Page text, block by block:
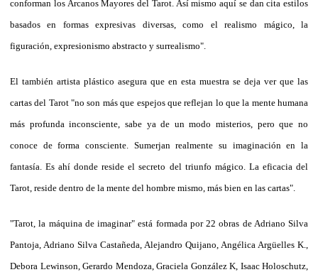
conforman los Arcanos Mayores del Tarot. Así mismo aquí se dan cita estilos
basados en formas expresivas diversas, como el realismo mágico, la
figuración, expresionismo abstracto y surrealismo".
El también artista plástico asegura que en esta muestra se deja ver que las
cartas del Tarot "no son más que espejos que reflejan lo que la mente humana
más profunda inconsciente, sabe ya de un modo misterios, pero que no
conoce de forma consciente. Sumerjan realmente su imaginación en la
fantasía. Es ahí donde reside el secreto del triunfo mágico. La eficacia del
Tarot, reside dentro de la mente del hombre mismo, más bien en las cartas".
"Tarot, la máquina de imaginar" está formada por 22 obras de Adriano Silva
Pantoja, Adriano Silva Castañeda, Alejandro Quijano, Angélica Argüelles K.,
Debora Lewinson, Gerardo Mendoza, Graciela González K, Isaac Holoschutz,